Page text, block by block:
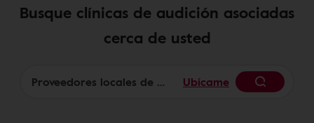
Busque clínicas de audición asociadas
cerca de usted
Ubícame